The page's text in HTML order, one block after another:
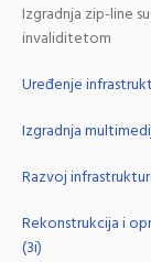
Izgradnja zip-line
invaliditetom
Uređenje
Izgradnja
Razvoj
Rekonstrukcija i
(3i)